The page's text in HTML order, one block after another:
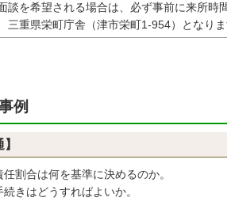
談を希望される場合は、必ず事前に来所時
三重県栄町庁舎（津市栄町1-954）となりま
例
】
割合は何を基準に決めるのか。
きはどうすればよいか。